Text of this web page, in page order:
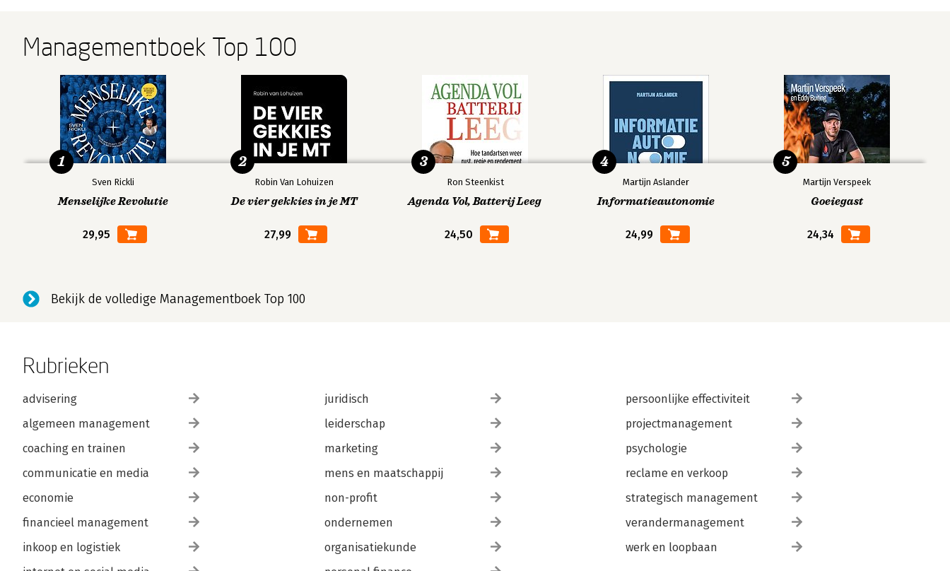
Managementboek Top 100
Sven Rickli
Menselijke Revolutie
29,95
1
Robin Van Lohuizen
De vier gekkies in je MT
27,99
2
Ron Steenkist
Agenda Vol, Batterij Leeg
24,50
3
Martijn Aslander
Informatieautonomie
24,99
4
Martijn Verspeek
Goeiegast
24,34
5
Bekijk de volledige Managementboek Top 100
Rubrieken
advisering
algemeen management
coaching en trainen
communicatie en media
economie
financieel management
inkoop en logistiek
juridisch
leiderschap
marketing
mens en maatschappij
non-profit
ondernemen
organisatiekunde
persoonlijke effectiviteit
projectmanagement
psychologie
reclame en verkoop
strategisch management
verandermanagement
werk en loopbaan